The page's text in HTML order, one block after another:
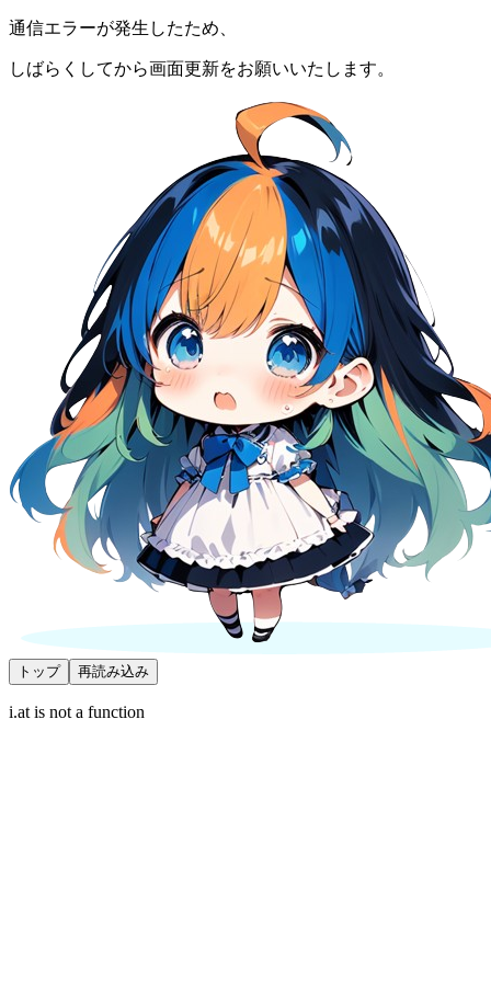
通信エラーが発生したため、
しばらくしてから画面更新をお願いいたします。
トップ 再読み込み
i.at is not a function